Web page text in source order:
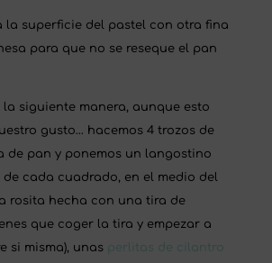
la superficie del pastel con otra fina
para que no se reseque el pan
la siguiente manera, aunque esto
gusto… hacemos 4 trozos de
de pan y ponemos un langostino
cada cuadrado, en el medio del
rosita hecha con una tira de
que coger la tira y empezar a
si misma), unas perlitas de cilantro